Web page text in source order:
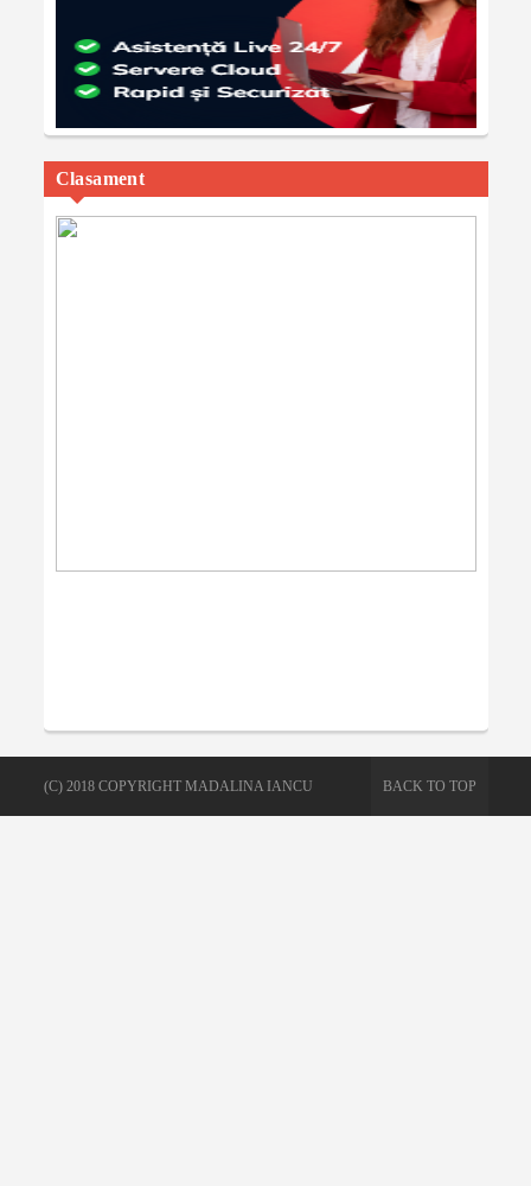
Clasament
(C) 2018 COPYRIGHT MADALINA IANCU BACK TO TOP